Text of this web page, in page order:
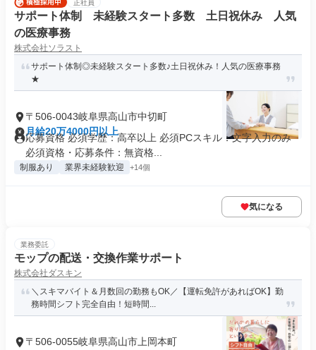
正社員
サポート体制 未経験スタート多数 土日祝休み 人気
の医療事務
株式会社ソラスト
サポート体制◎未経験スタート多数♪土日祝休み！人気の医療事務
★
〒506-0043岐阜県高山市中切町
月給20万4000円以上
応募資格 必須学歴：高卒以上 必須PCスキル：文字入力のみ
必須資格・応募条件：無資格...
制服あり 業界未経験歓迎 +14個
気になる
業務委託
モップの配送・交換作業サポート
株式会社ダスキン
＼スキマバイト＆月数回の勤務もOK／【運転免許があればOK】勤
務時間シフト完全自由！短時間...
〒506-0055岐阜県高山市上岡本町